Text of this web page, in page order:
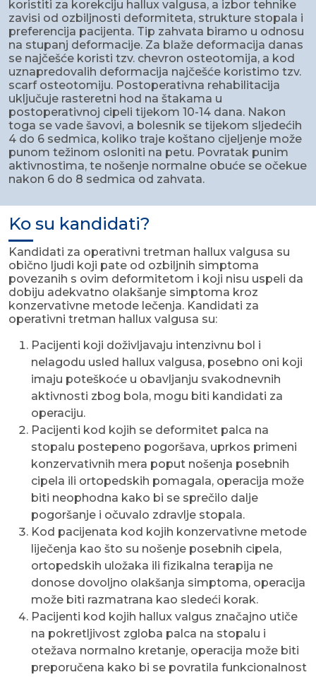
koristiti za korekciju hallux valgusa, a izbor tehnike
zavisi od ozbiljnosti deformiteta, strukture stopala i
preferencija pacijenta. Tip zahvata biramo u odnosu
na stupanj deformacije. Za blaže deformacija danas
se najčešće koristi tzv. chevron osteotomija, a kod
uznapredovalih deformacija najčešće koristimo tzv.
scarf osteotomiju. Postoperativna rehabilitacija
uključuje rasteretni hod na štakama u
postoperativnoj cipeli tijekom 10-14 dana. Nakon
toga se vade šavovi, a bolesnik se tijekom sljedećih
4 do 6 sedmica, koliko traje koštano cijeljenje može
punom težinom osloniti na petu. Povratak punim
aktivnostima, te nošenje normalne obuće se očekue
nakon 6 do 8 sedmica od zahvata.
Ko su kandidati?
Kandidati za operativni tretman hallux valgusa su
obično ljudi koji pate od ozbiljnih simptoma
povezanih s ovim deformitetom i koji nisu uspeli da
dobiju adekvatno olakšanje simptoma kroz
konzervativne metode lečenja. Kandidati za
operativni tretman hallux valgusa su:
Pacijenti koji doživljavaju intenzivnu bol i
nelagodu usled hallux valgusa, posebno oni koji
imaju poteškoće u obavljanju svakodnevnih
aktivnosti zbog bola, mogu biti kandidati za
operaciju.
Pacijenti kod kojih se deformitet palca na
stopalu postepeno pogoršava, uprkos primeni
konzervativnih mera poput nošenja posebnih
cipela ili ortopedskih pomagala, operacija može
biti neophodna kako bi se sprečilo dalje
pogoršanje i očuvalo zdravlje stopala.
Kod pacijenata kod kojih konzervativne metode
liječenja kao što su nošenje posebnih cipela,
ortopedskih uložaka ili fizikalna terapija ne
donose dovoljno olakšanja simptoma, operacija
može biti razmatrana kao sledeći korak.
Pacijenti kod kojih hallux valgus značajno utiče
na pokretljivost zgloba palca na stopalu i
otežava normalno kretanje, operacija može biti
preporučena kako bi se povratila funkcionalnost